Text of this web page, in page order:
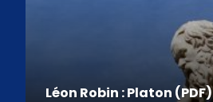
Léon Robin : Platon (PDF)